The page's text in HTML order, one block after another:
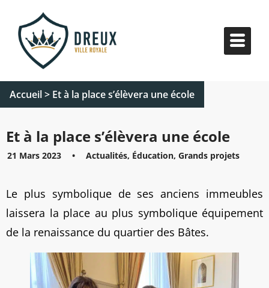
Accueil> Et à la place s’élèvera une école
Et à la place s’élèvera une école
21 Mars 2023 • Actualités, Éducation, Grands projets
Le plus symbolique de ses anciens immeubles
laissera la place au plus symbolique équipement
de la renaissance du quartier des Bâtes.